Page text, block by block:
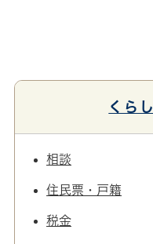
くらし
相談
住民票・戸籍
税金